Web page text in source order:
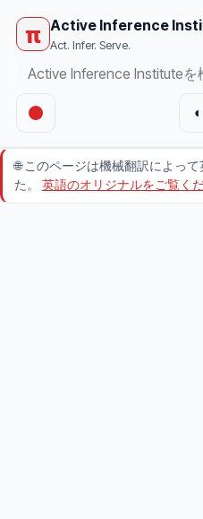
π Active Inference
Act. Infer. Serve.
◐
🌐このページは機械翻訳によっ
た。 英語のオリジナルをご覧くだ